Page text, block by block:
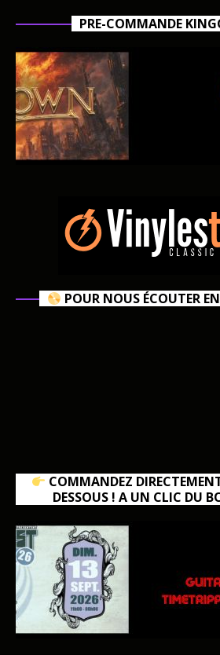
PRE-COMMANDE
POUR NOUS ÉCOUTER
COMMANDEZ
DESSOUS ! A UN CLIC DU